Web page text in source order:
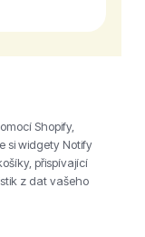
Shopify,
si widgety Notify
přispívající
z dat vašeho